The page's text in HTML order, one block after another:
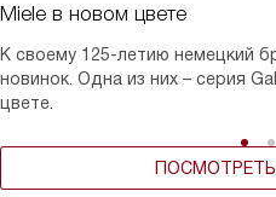
Miele в новом цвете
К своему 125-летию немецкий
новинок. Одна из них – серия
цвете.